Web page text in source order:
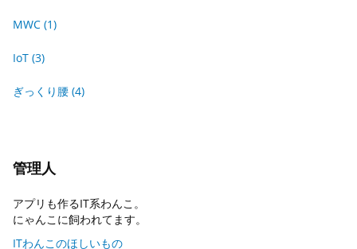
MWC (1)
IoT (3)
ぎっくり腰 (4)
管理人
アプリも作るIT系わんこ。
にゃんこに飼われてます。
ITわんこのほしいもの